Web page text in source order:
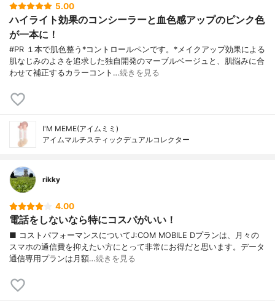
5.00
ハイライト効果のコンシーラーと血色感アップのピンク色
が一本に！
#PR １本で肌色整う*コントロールペンです。*メイクアップ効果による
肌なじみのよさを追求した独自開発のマーブルベージュと、肌悩みに合
わせて補正するカラーコント…続きを見る
I'M MEME(アイムミミ)
アイムマルチスティックデュアルコレクター
rikky
4.00
電話をしないなら特にコスパがいい！
■ コストパフォーマンスについてJ:COM MOBILE Dプランは、月々の
スマホの通信費を抑えたい方にとって非常にお得だと思います。データ
通信専用プランは月額…続きを見る